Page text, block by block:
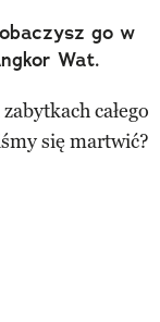
go w
Wat.